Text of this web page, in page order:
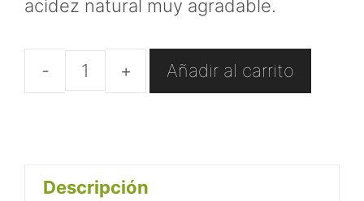
acidez natural muy agradable.
Café
grano
Añadir al carrito
Descripción